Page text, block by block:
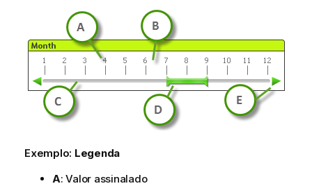
Exemplo: Legenda
A: Valor assinalado